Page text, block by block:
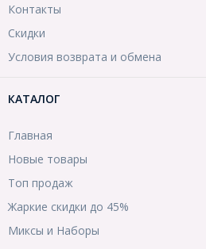
Контакты
Скидки
Условия возврата и обмена
КАТАЛОГ
Главная
Новые товары
Топ продаж
Жаркие скидки до 45%
Миксы и Наборы